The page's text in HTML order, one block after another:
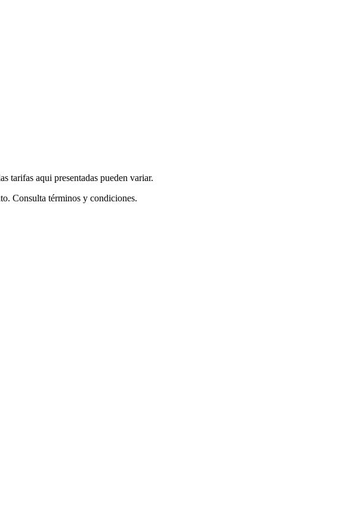
tarifas aqui presentadas pueden variar.
Consulta términos y condiciones.